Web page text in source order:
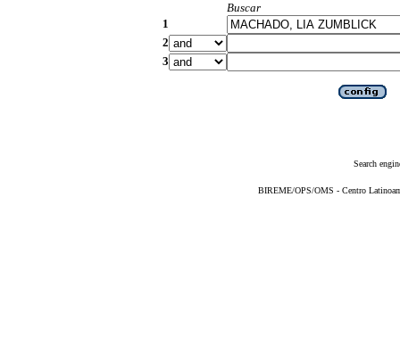
Buscar
1
2
3
Search
BIREME/OPS/OMS - Centro